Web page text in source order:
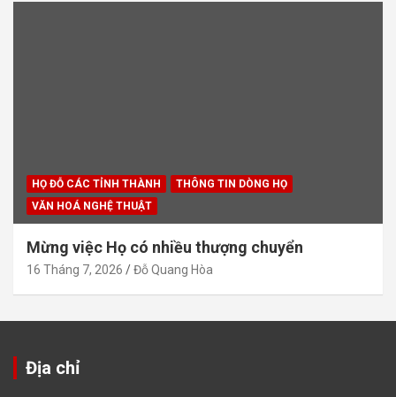
HỌ ĐỖ CÁC TỈNH THÀNH
THÔNG TIN DÒNG HỌ
VĂN HOÁ NGHỆ THUẬT
Mừng việc Họ có nhiều thượng chuyển
16 Tháng 7, 2026 Đỗ Quang Hòa
Địa chỉ